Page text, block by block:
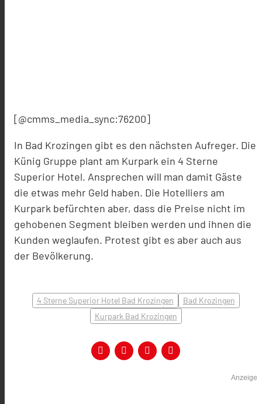
[@cmms_media_sync:76200]
In Bad Krozingen gibt es den nächsten Aufreger. Die
Künig Gruppe plant am Kurpark ein 4 Sterne
Superior Hotel. Ansprechen will man damit Gäste
die etwas mehr Geld haben. Die Hotelliers am
Kurpark befürchten aber, dass die Preise nicht im
gehobenen Segment bleiben werden und ihnen die
Kunden weglaufen. Protest gibt es aber auch aus
der Bevölkerung.
4 Sterne Superior Hotel Bad Krozingen
Bad Krozingen
Kurpark Bad Krozingen
Anzeige